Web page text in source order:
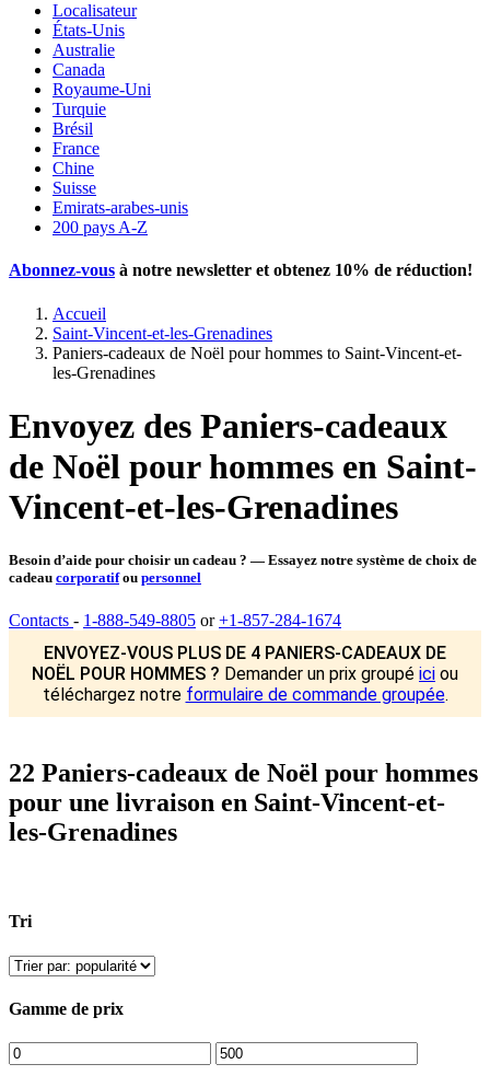
Localisateur
États-Unis
Australie
Canada
Royaume-Uni
Turquie
Brésil
France
Chine
Suisse
Emirats-arabes-unis
200 pays A-Z
Abonnez-vous à notre newsletter et obtenez 10% de réduction!
Accueil
Saint-Vincent-et-les-Grenadines
Paniers-cadeaux de Noël pour hommes to Saint-Vincent-et-
les-Grenadines
Envoyez des Paniers-cadeaux
de Noël pour hommes en Saint-
Vincent-et-les-Grenadines
Besoin d’aide pour choisir un cadeau ? — Essayez notre système de choix de
cadeau corporatifou personnel
Contacts - 1-888-549-8805 or+1-857-284-1674
ENVOYEZ-VOUS PLUS DE 4 PANIERS-CADEAUX DE
NOËL POUR HOMMES ? Demander un prix groupé ici ou
téléchargez notre formulaire de commande groupée.
22 Paniers-cadeaux de Noël pour hommes
pour une livraison en Saint-Vincent-et-
les-Grenadines
Tri
Gamme de prix